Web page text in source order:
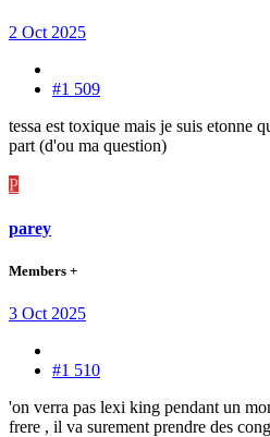
2 Oct 2025
#1 509
tessa est toxique mais je suis etonne
part (d'ou ma question)
P
parey
Members +
3 Oct 2025
#1 510
'on verra pas lexi king pendant un
frere , il va surement prendre des